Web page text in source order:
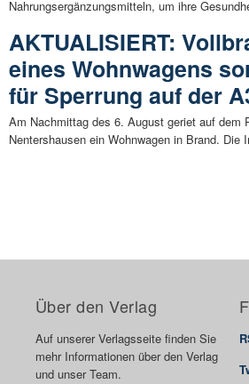
Nahrungsergänzungsmitteln, um ihre
AKTUALISIERT:
eines Wohnwagens
für Sperrung auf der
Am Nachmittag des 6. August geriet auf dem
Nentershausen ein Wohnwagen in Brand. Die
Über den Verlag
Auf unserer Verlagsseite finden Sie
mehr Informationen über den Verlag
und unser Team.